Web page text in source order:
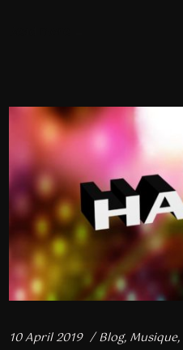
10 April 2019 Blog, Musique,